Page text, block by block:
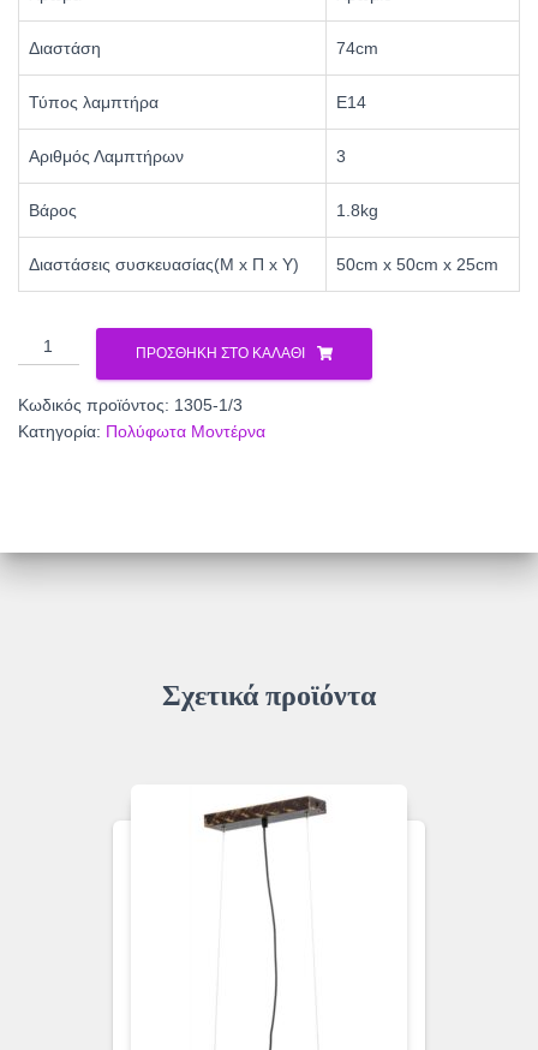
Διαστάση 74cm
Τύπος λαμπτήρα Ε14
Αριθμός Λαμπτήρων 3
Βάρος 1.8kg
Διαστάσεις συσκευασίας(Μ x Π x Υ) 50cm x 50cm x 25cm
Φωτιστικό
Πολύφωτο
Μέταλλο
χρώμιο/
1/3
ΠΡΟΣΘΉΚΗ ΣΤΟ ΚΑΛΆΘΙ
Κωδικός προϊόντος: 1305-1/3
Κατηγορία: Πολύφωτα Μοντέρνα
Σχετικά προϊόντα